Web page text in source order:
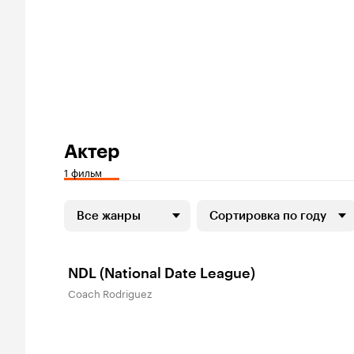
Актер
1 фильм
Все жанры Сортировка по году
NDL (National Date League)
Coach Rodriguez